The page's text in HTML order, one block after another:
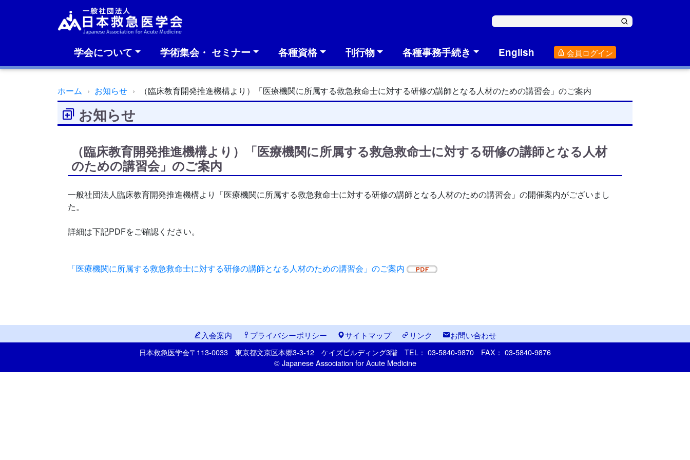
学会について 学術集会・ セミナー 各種資格 刊行物 各種事務手続き English 会員ログイン
ホーム お知らせ （臨床教育開発推進機構より）「医療機関に所属する救急救命士に対する研修の講師となる人材のための講習会」のご案内
お知らせ
（臨床教育開発推進機構より）「医療機関に所属する救急救命士に対する研修の講師となる人材
のための講習会」のご案内
一般社団法人臨床教育開発推進機構より「医療機関に所属する救急救命士に対する研修の講師となる人材のための講習会」の開催案内がございまし
た。
詳細は下記PDFをご確認ください。
「医療機関に所属する救急救命士に対する研修の講師となる人材のための講習会」のご案内
入会案内 プライバシーポリシー サイトマップ リンク お問い合わせ
日本救急医学会〒113-0033 東京都文京区本郷3-3-12 ケイズビルディング3階 TEL： 03-5840-9870 FAX： 03-5840-9876
© Japanese Association for Acute Medicine